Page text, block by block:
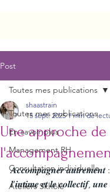
Post
Toutes mes publications
En savoir plus
Management RH
Consultation individuelle
Ateliers Skhôlè
Toutes mes publications
Une approche de
shaastrain
15 sept. 2025 1 min de
𝑨𝒄𝒄𝒐𝒎𝒑𝒂𝒈𝒏𝒆𝒓 𝒂𝒖𝒕𝒓𝒆𝒎𝒆𝒏𝒕 :
𝒍’𝒊𝒏𝒕𝒊𝒎𝒆 𝒆𝒕 𝒍𝒆 𝒄𝒐𝒍𝒍𝒆𝒄𝒕𝒊𝒇,